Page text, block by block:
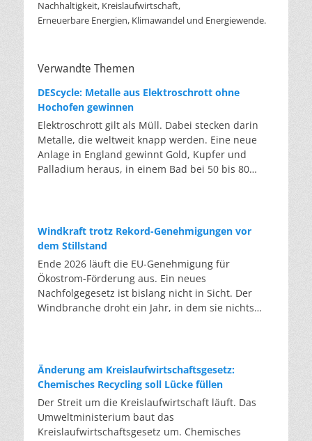
Nachhaltigkeit, Kreislaufwirtschaft,
Erneuerbare Energien, Klimawandel und Energiewende.
Verwandte Themen
DEScycle: Metalle aus Elektroschrott ohne
Hochofen gewinnen
Elektroschrott gilt als Müll. Dabei stecken darin
Metalle, die weltweit knapp werden. Eine neue
Anlage in England gewinnt Gold, Kupfer und
Palladium heraus, in einem Bad bei 50 bis 80
tausend Grad ein. Energieintensiv und nur im
industriellen Großmaßstab möglich. Das Londoner
Start-up DEScycle hat im englischen Teesside eine
Demonstrationsanlage eröffnet, die ohne diese
Hitze auskommt: Ein chemisches Bad löst die
Metalle bei 50 bis 80 Grad heraus, statt sie
einzuschmelzen. Das Verfahren heißt Iono-
Platine Elektronen und macht sie dadurch löslich.
Unterschiedliche Lösungsmittel-Rezepturen holen
gezielt einzelne Metalle heraus. Zuerst Kupfer,
Silber und Palladium, danach separat das Gold.
Das Plastik der Platinen bleibt dabei
Windkraft trotz Rekord-Genehmigungen vor
dem Stillstand
Ende 2026 läuft die EU-Genehmigung für
Ökostrom-Förderung aus. Ein neues
Nachfolgegesetz ist bislang nicht in Sicht. Der
Windbranche droht ein Jahr, in dem sie nichts
die Verfahren laufen heute deutlich schneller. Die
Halbjahresbilanz der Branche bestätigt dieses
Muster: So viele Windräder wie nie zuvor wurden
genehmigt, doch im ersten Halbjahr gingen netto
nur rund zwei Gigawatt ans Netz. Der Bestand
Änderung am Kreislaufwirtschaftsgesetz:
Chemisches Recycling soll Lücke füllen
Der Streit um die Kreislaufwirtschaft läuft. Das
Umweltministerium baut das
Kreislaufwirtschaftsgesetz um. Chemisches